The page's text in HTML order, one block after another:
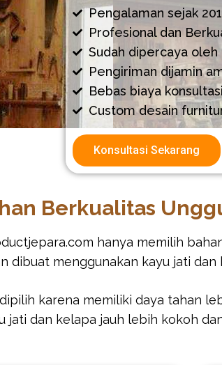
Pengalaman sejak
Profesional dan
Sudah dipercaya
Pengiriman dijamin
Bebas biaya
Custom desain
Konsultasi Sekarang
Berkualitas
hanya memilih
dibuat menggunakan kayu jati dan
karena memiliki daya tahan
jati dan kelapa jauh lebih kokoh